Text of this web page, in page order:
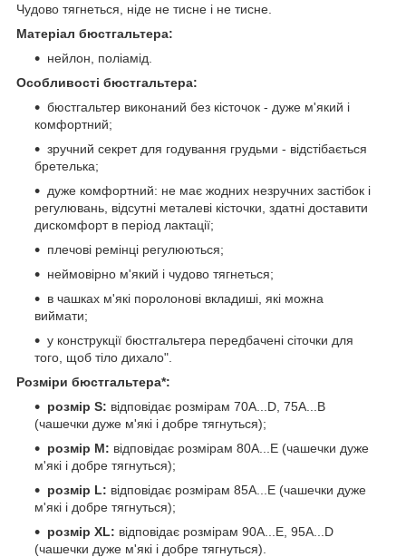
Чудово тягнеться, ніде не тисне і не тисне.
Матеріал бюстгальтера:
нейлон, поліамід.
Особливості бюстгальтера:
бюстгальтер виконаний без кісточок - дуже м'який і
комфортний;
зручний секрет для годування грудьми - відстібається
бретелька;
дуже комфортний: не має жодних незручних застібок і
регулювань, відсутні металеві кісточки, здатні доставити
дискомфорт в період лактації;
плечові ремінці регулюються;
неймовірно м'який і чудово тягнеться;
в чашках м'які поролонові вкладиші, які можна
виймати;
у конструкції бюстгальтера передбачені сіточки для
того, щоб тіло дихало".
Розміри бюстгальтера*:
розмір S: відповідає розмірам 70A...D, 75A...B
(чашечки дуже м'які і добре тягнуться);
розмір М: відповідає розмірам 80A...E (чашечки дуже
м'які і добре тягнуться);
розмір L: відповідає розмірам 85A...E (чашечки дуже
м'які і добре тягнуться);
розмір XL: відповідає розмірам 90A...E, 95A...D
(чашечки дуже м'які і добре тягнуться).